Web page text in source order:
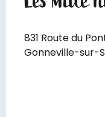
831 Route du
Gonneville-sur-